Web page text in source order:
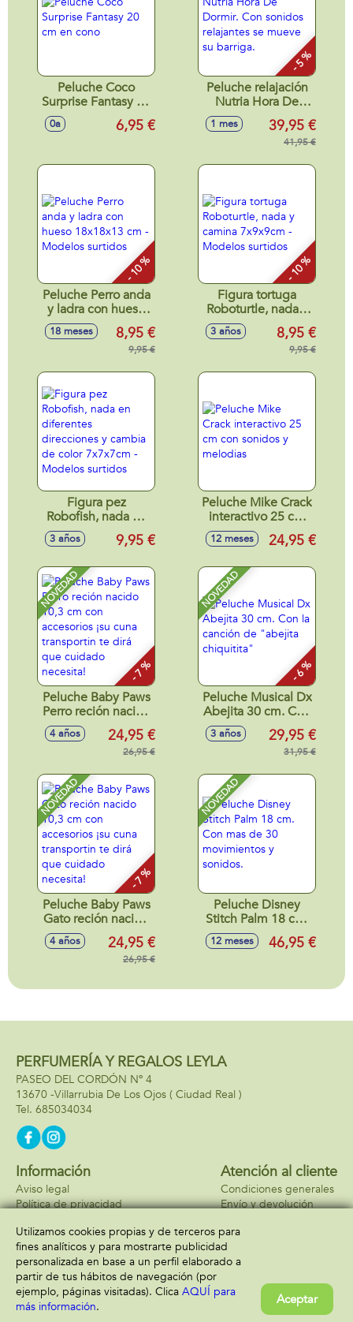
Peluche Coco
Surprise Fantasy 20
cm en cono
0a 6,95 €
- 5 %
Peluche relajación
Nutria Hora De
Dormir. Con
sonidos relajantes
se mueve su
1 mes 39,95 €
41,95 €
- 10 %
Peluche Perro anda
y ladra con hueso
18x18x13 cm -
Modelos surtidos
18 meses 8,95 €
9,95 €
- 10 %
Figura tortuga
Roboturtle, nada y
camina 7x9x9cm -
Modelos surtidos
3 años 8,95 €
9,95 €
Figura pez
Robofish, nada en
diferentes
direcciones y
7x7x7cm - Modelos
surtidos
3 años 9,95 €
Peluche Mike Crack
interactivo 25 cm
con sonidos y
melodias
12 meses 24,95 €
NOVEDAD
- 7 %
Peluche Baby Paws
Perro reción nacido
10,3 cm con
accesorios ¡su cuna
transportin te dirá
necesita!
4 años 24,95 €
26,95 €
NOVEDAD
- 6 %
Peluche Musical Dx
Abejita 30 cm. Con
la canción de
"abejita chiquitita"
3 años 29,95 €
31,95 €
NOVEDAD
- 7 %
Peluche Baby Paws
Gato reción nacido
10,3 cm con
accesorios ¡su cuna
transportin te dirá
necesita!
4 años 24,95 €
26,95 €
NOVEDAD
Peluche Disney
Stitch Palm 18 cm.
Con mas de 30
movimientos y
12 meses 46,95 €
PERFUMERÍA Y REGALOS LEYLA
PASEO DEL CORDÓN Nº 4
13670 -Villarrubia De Los Ojos ( Ciudad Real )
685034034
Información
Aviso legal
Política de privacidad
Atención al cliente
Condiciones generales
Envío y devolución
Formas de pago
Utilizamos cookies propias y de terceros para
fines analíticos y para mostrarte publicidad
personalizada en base a un perfil elaborado a
partir de tus hábitos de navegación (por
ejemplo, páginas visitadas). Clica AQUÍ para
más información. Aceptar